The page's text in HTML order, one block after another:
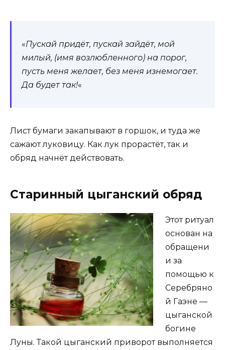
«Пускай придёт, пускай зайдёт, мой
милый, (имя возлюбленного) на порог,
пусть меня желает, без меня изнемогает.
Да будет так!«
Лист бумаги закапывают в горшок, и туда же
сажают луковицу. Как лук прорастёт, так и
обряд начнёт действовать.
Старинный цыганский обряд
Этот ритуал
основан на
обращени
и за
помощью к
Серебряно
й Гаэне —
цыганской
богине
Луны. Такой цыганский приворот выполняется